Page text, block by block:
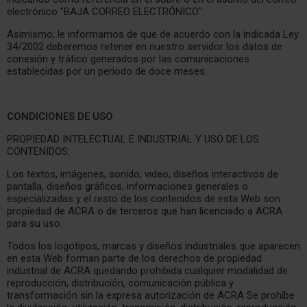
electrónico "BAJA CORREO ELECTRÓNICO".
Asimismo, le informamos de que de acuerdo con la indicada Ley
34/2002 deberemos retener en nuestro servidor los datos de
conexión y tráfico generados por las comunicaciones
establecidas por un periodo de doce meses.
CONDICIONES DE USO
PROPIEDAD INTELECTUAL E INDUSTRIAL Y USO DE LOS
CONTENIDOS:
Los textos, imágenes, sonido, video, diseños interactivos de
pantalla, diseños gráficos, informaciones generales o
especializadas y el resto de los contenidos de esta Web son
propiedad de ACRA o de terceros que han licenciado a ACRA
para su uso.
Todos los logotipos, marcas y diseños industriales que aparecen
en esta Web forman parte de los derechos de propiedad
industrial de ACRA quedando prohibida cualquier modalidad de
reproducción, distribución, comunicación pública y
transformación sin la expresa autorización de ACRA Se prohíbe